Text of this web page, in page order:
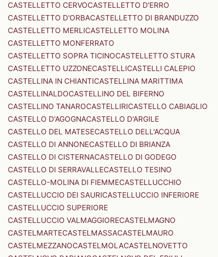
CASTELLETTO CERVOCASTELLETTO D'ERRO
CASTELLETTO D'ORBACASTELLETTO DI BRANDUZZO
CASTELLETTO MERLICASTELLETTO MOLINA
CASTELLETTO MONFERRATO
CASTELLETTO SOPRA TICINOCASTELLETTO STURA
CASTELLETTO UZZONECASTELLICASTELLI CALEPIO
CASTELLINA IN CHIANTICASTELLINA MARITTIMA
CASTELLINALDOCASTELLINO DEL BIFERNO
CASTELLINO TANAROCASTELLIRICASTELLO CABIAGLIO
CASTELLO D'AGOGNACASTELLO D'ARGILE
CASTELLO DEL MATESECASTELLO DELL'ACQUA
CASTELLO DI ANNONECASTELLO DI BRIANZA
CASTELLO DI CISTERNACASTELLO DI GODEGO
CASTELLO DI SERRAVALLECASTELLO TESINO
CASTELLO-MOLINA DI FIEMMECASTELLUCCHIO
CASTELLUCCIO DEI SAURICASTELLUCCIO INFERIORE
CASTELLUCCIO SUPERIORE
CASTELLUCCIO VALMAGGIORECASTELMAGNO
CASTELMARTECASTELMASSACASTELMAURO
CASTELMEZZANOCASTELMOLACASTELNOVETTO